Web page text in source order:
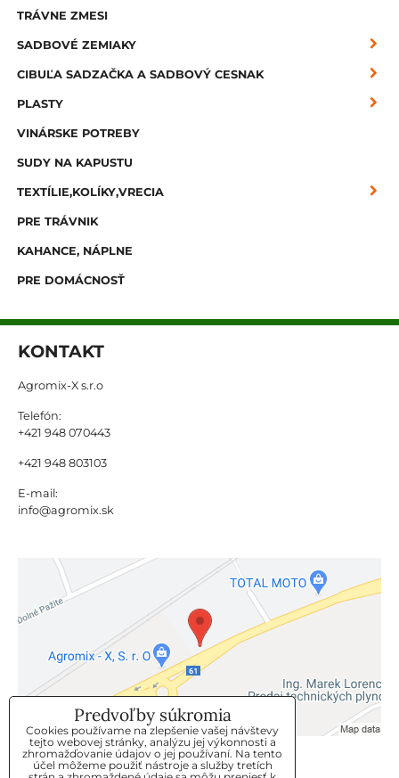
TRÁVNE ZMESI
SADBOVÉ ZEMIAKY
CIBUĽA SADZAČKA A SADBOVÝ CESNAK
PLASTY
VINÁRSKE POTREBY
SUDY NA KAPUSTU
TEXTÍLIE,KOLÍKY,VRECIA
PRE TRÁVNIK
KAHANCE, NÁPLNE
PRE DOMÁCNOSŤ
KONTAKT
Agromix-X s.r.o
Telefón:
+421 948 070443
+421 948 803103
E-mail:
info@agromix.sk
KLIENTSKÝ SERVIS
Predvoľby súkromia
Cookies používame na zlepšenie vašej návštevy
tejto webovej stránky, analýzu jej výkonnosti a
zhromažďovanie údajov o jej používaní. Na tento
účel môžeme použiť nástroje a služby tretích